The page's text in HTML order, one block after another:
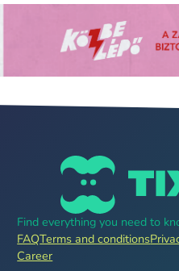
Find everything you need to
FAQTerms and conditions
Career